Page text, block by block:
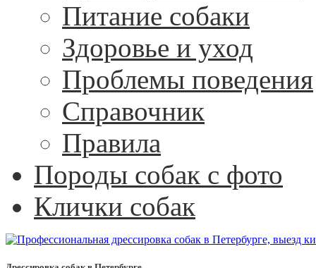
Питание собаки
Здоровье и уход
Проблемы поведения
Справочник
Правила
Породы собак с фото
Клички собак